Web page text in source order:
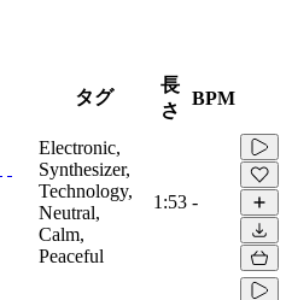
タグ
長
さ
BPM
Electronic,
Synthesizer,
Technology,
Neutral,
Calm,
Peaceful
1:53 -